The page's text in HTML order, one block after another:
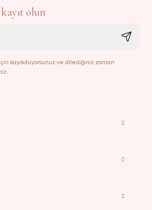
olun
için kaydoluyorsunuz ve dilediğiniz zaman